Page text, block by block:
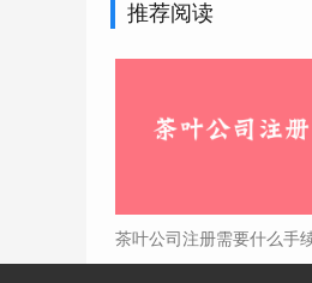
推荐阅读